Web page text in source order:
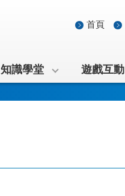
首頁
知識學堂 遊戲互動